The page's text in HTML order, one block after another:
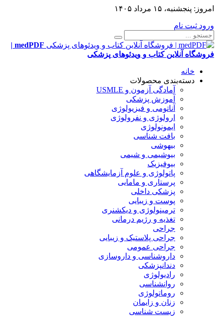
امروز: پنجشنبه، ۱۵ مرداد ۱۴۰۵
ورود ثبت نام
medPDF |
فروشگاه آنلاین کتاب و ویدئوهای پزشکی
خانه
دسته‌بندی محصولات
آمادگی آزمون و USMLE
آموزش پزشکی
آناتومی و فیزیولوژی
ارولوژی و نفرولوژی
ایمونولوژی
بافت شناسی
بیهوشی
بیوشیمی و شیمی
بیوفیزیک
پاتولوژی و علوم آزمایشگاهی
پرستاری و مامایی
پزشکی داخلی
پوست و زیبایی
ترمینولوژی و دیکشنری
تغذیه و رژیم درمانی
جراحی
جراحی پلاستیک و زیبایی
جراحی عمومی
داروشناسی و داروسازی
دندانپزشکی
رادیولوژی
روانشناسی
روماتولوژی
زنان و زایمان
زیست شناسی